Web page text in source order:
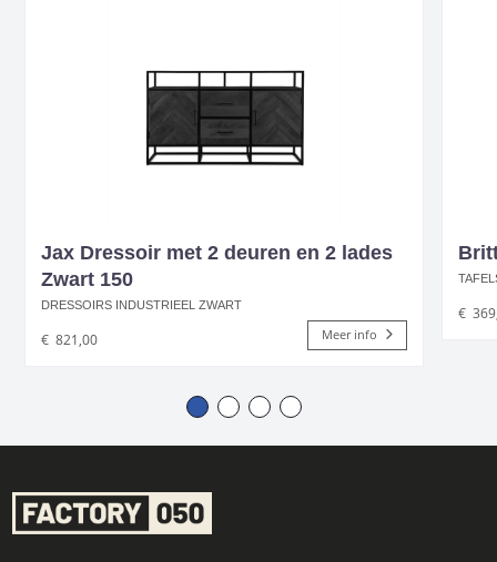
Jax Dressoir met 2 deuren en 2 lades
Zwart 150
DRESSOIRS INDUSTRIEEL ZWART
€ 821,00 Meer info
€